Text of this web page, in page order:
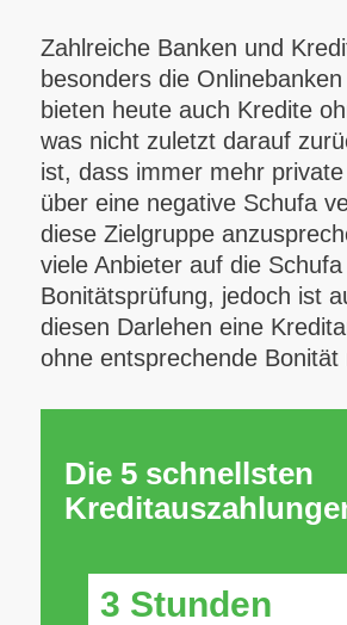
Zahlreiche Banken und
besonders die
bieten heute auch Kredite
was nicht zuletzt darauf
ist, dass immer mehr
über eine negative Schufa
diese Zielgruppe
viele Anbieter auf die
Bonitätsprüfung, jedoch ist
diesen Darlehen eine
ohne entsprechende Bonität
Die 5 schnellsten
3 Stunden